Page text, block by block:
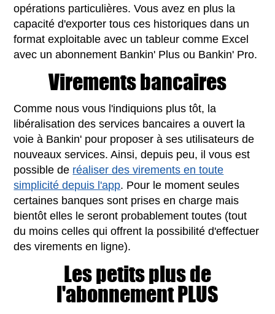
opérations particulières. Vous avez en plus la
capacité d'exporter tous ces historiques dans un
format exploitable avec un tableur comme Excel
avec un abonnement Bankin' Plus ou Bankin' Pro.
Virements bancaires
Comme nous vous l'indiquions plus tôt, la
libéralisation des services bancaires a ouvert la
voie à Bankin' pour proposer à ses utilisateurs de
nouveaux services. Ainsi, depuis peu, il vous est
possible de réaliser des virements en toute
simplicité depuis l'app. Pour le moment seules
certaines banques sont prises en charge mais
bientôt elles le seront probablement toutes (tout
du moins celles qui offrent la possibilité d'effectuer
des virements en ligne).
Les petits plus de
l'abonnement PLUS